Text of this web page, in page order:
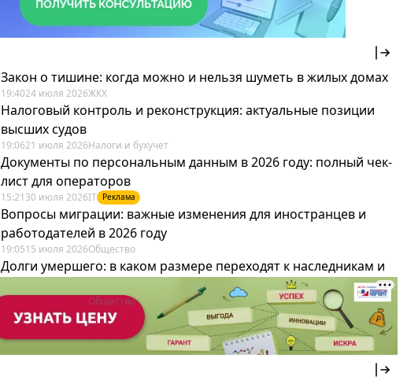
Закон о тишине: когда можно и нельзя шуметь в жилых домах
19:4024 июля 2026ЖКХ
Налоговый контроль и реконструкция: актуальные позиции
высших судов
19:0621 июля 2026Налоги и бухучет
Документы по персональным данным в 2026 году: полный чек-
лист для операторов
15:21 30 июля 2026IT Реклама
Вопросы миграции: важные изменения для иностранцев и
работодателей в 2026 году
19:0515 июля 2026Общество
Долги умершего: в каком размере переходят к наследникам и
19:43 Общество